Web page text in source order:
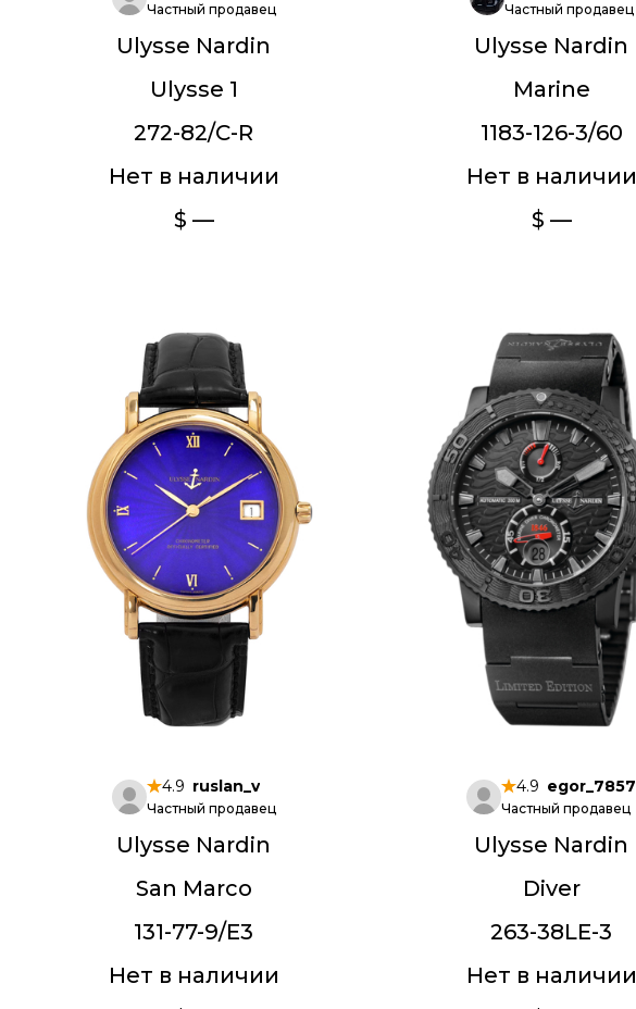
Частный продавец
Ulysse Nardin
Ulysse 1
272-82/C-R
Нет в наличии
$ —
Частный продавец
Ulysse Nardin
Marine
1183-126-3/60
Нет в наличии
$ —
4.9 ruslan_v
Частный продавец
Ulysse Nardin
San Marco
131-77-9/E3
Нет в наличии
4.9 egor_7857
Частный продавец
Ulysse Nardin
Diver
263-38LE-3
Нет в наличии